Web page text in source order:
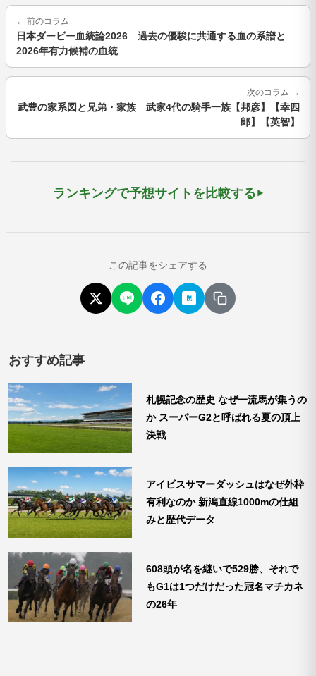
← 前のコラム
日本ダービー血統論2026 過去の優駿に共通する血の系譜と
2026年有力候補の血統
次のコラム →
武豊の家系図と兄弟・家族 武家4代の騎手一族【邦彦】【幸四
郎】【英智】
ランキングで予想サイトを比較する
この記事をシェアする
おすすめ記事
札幌記念の歴史 なぜ一流馬が集うの
か スーパーG2と呼ばれる夏の頂上
決戦
アイビスサマーダッシュはなぜ外枠
有利なのか 新潟直線1000mの仕組
みと歴代データ
608頭が名を継いで529勝、それで
もG1は1つだけだった冠名マチカネ
の26年